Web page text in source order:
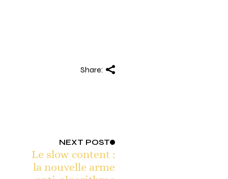
Share:
NEXT POST
Le slow content :
la nouvelle arme